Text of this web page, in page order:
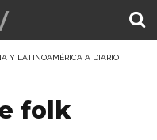
Y LATINOAMÉRICA A DIARIO
folk